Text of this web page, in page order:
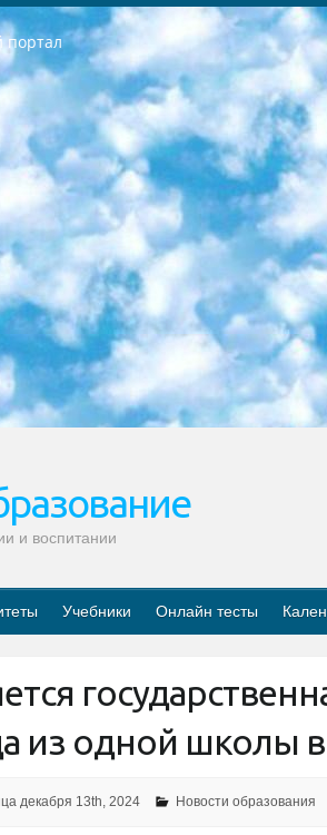
портал
средние школы и специальные учебные заведения учащиеся выпускных классов школ и интернатов в агентской системе подготовка базы данных экзаменационных материалов и критериев оценки; перевод базы экзаменационных материалов на все языки обучения подать в Республиканский образовательный центр для изготовления; варианты экзаменов на основе разработанных контрольных материалов пусть будут поставлены задачи формирования. 3. Республиканский образовательный центр (Ш.Худайкулов) до 5 апреля 2024 года. до: база данных предоставленных экзаменационных материалов на все языки обучения перевод и экспертиза; для слепых, слабовидящих, глухих, слабослышащих и умственно отсталых детей учащиеся выпускных классов специализированных школ и школ-интернатов база данных экзаменационных материалов на всех преподаваемых языках подготовка критериев оценки; специализированные школы для умственно отсталых детей и технологии для учащихся выпускных классов школ-интернатов разработка соответствующих рекомендаций и критериев проведения ЕГЭ по естествознанию давать задания. 4. Педагогический при специализированных образовательных учреждениях. Научно-практический центр навыков и международной оценки (Д.Давидова), Республика образовательный центр (Худайкулов Ш.) итоговый государственный аттестационный экзамен ориентирован на творческое и логическое мышление при подготовке базы материалов учитывать введение заданий. 5. Следует отметить, что: сертификат государственного образца о знании общеобразовательного предмета и как минимум национальный уровень B1 по предметам на иностранных языках, указанным в Приложении 2. или международно признанный сертификат эквивалентного уровня студенты, изучающие определенный предмет, освобождаются от экзамена; по соответствующим предметам запланирована итоговая государственная аттестация за день до дня, путем жеребьевки Рабочей группой (в письменной форме по предметам, проводимым в форме) из числа сформированных вариантов выбрано 2 варианта; 2 выбранных варианта экзамена анонсированы на официальном сайте министерства и все выпускники по всей стране на основе этих вариантов проводит итоговую государственную аттестацию. 6. Государственное образование учащихся средних общеобразовательных учреждений. знания в соответствии с квалификационными требованиями, которые необходимо приобрести на основании стандартов итоговый (выпускной) контроль для 9 и 11 классов в целях тестирования Экзамены (далее – экзамены) состоят из предметов, перечисленных в приложении 1. будет сделано. 7. Экзамены пройдут с 26 мая по 15 июня 2024 г. (кроме науки физического воспитания). 8. Физическая для учащихся 9 классов общесредних образовательных учреждений. Экзамены по предмету «Образование, квалификация медицина» 1-6 мая 2024 года. сотрудники перевести под присмотр (с отклонениями в физическом или умственном развитии) специализированная школа для детей, школы-
и воспитании
Учебники Онлайн тесты
из одной школы
декабря 13th, 2024 Новости образования